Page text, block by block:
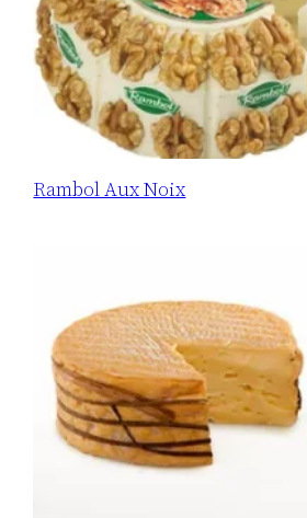
Rambol Aux Noix